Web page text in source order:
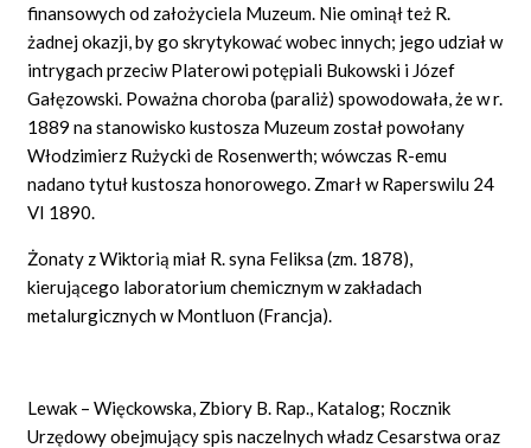
finansowych od założyciela Muzeum. Nie ominął też R.
żadnej okazji, by go skrytykować wobec innych; jego udział w
intrygach przeciw Platerowi potępiali Bukowski i Józef
Gałęzowski. Poważna choroba (paraliż) spowodowała, że w r.
1889 na stanowisko kustosza Muzeum został powołany
Włodzimierz Rużycki de Rosenwerth; wówczas R-emu
nadano tytuł kustosza honorowego. Zmarł w Raperswilu 24
VI 1890.
Żonaty z Wiktorią miał R. syna Feliksa (zm. 1878),
kierującego laboratorium chemicznym w zakładach
metalurgicznych w Montluon (Francja).
Lewak – Więckowska, Zbiory B. Rap., Katalog; Rocznik
Urzędowy obejmujący spis naczelnych władz Cesarstwa oraz